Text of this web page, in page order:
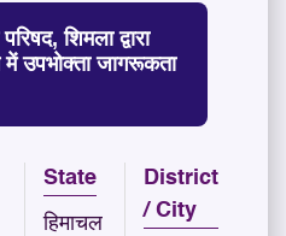
शिमला द्वारा
में उपभोक्ता जागरूकता
State
हिमाचल
District
/ City